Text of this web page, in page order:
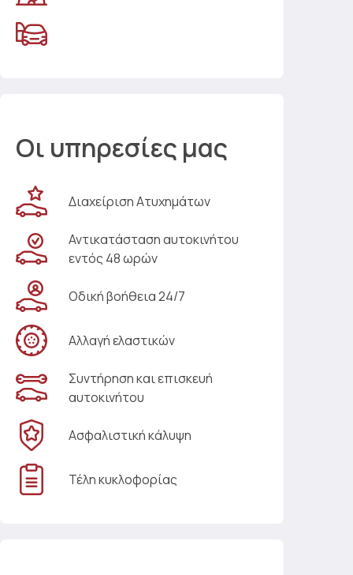
Οι υπηρεσίες μας
Διαχείριση Ατυχημάτων
Αντικατάσταση αυτοκινήτου
εντός 48 ωρών
Οδική βοήθεια 24/7
Αλλαγή ελαστικών
Συντήρηση και επισκευή
αυτοκινήτου
Ασφαλιστική κάλυψη
Τέλη κυκλοφορίας